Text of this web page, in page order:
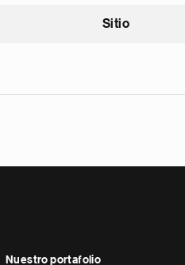
Sitio
Nuestro portafolio